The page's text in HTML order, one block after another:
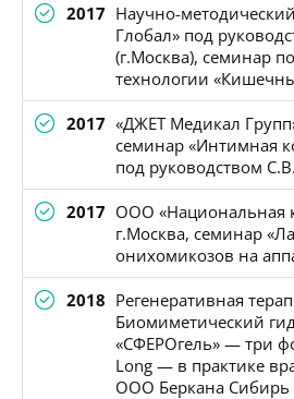
2017 Научно-
Глобал» под
(г.Москва), семинар
технологии
2017 «ДЖЕТ Медикал
семинар «Интимная
под руководством
2017 ООО «Национальная
г.Москва, семинар
онихомикозов на
2018 Регенеративная
Биомиметический
«СФЕРОгель» — три
Long — в практике
ООО Беркана Сибирь